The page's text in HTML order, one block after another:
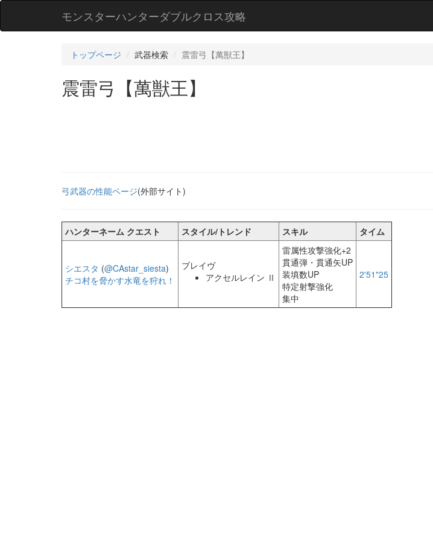
モンスターハンターダブルクロス攻略
トップページ 武器検索 震雷弓【萬獣王】
震雷弓【萬獣王】
弓武器の性能ページ(外部サイト)
ハンターネーム クエスト スタイル/トレンド スキル タイム
シエスタ (@CAstar_siesta)
チコ村を脅かす水竜を狩れ！
ブレイヴ
アクセルレイン Ⅱ
雷属性攻撃強化+2
貫通弾・貫通矢UP
装填数UP
特定射撃強化
集中
2'51"25